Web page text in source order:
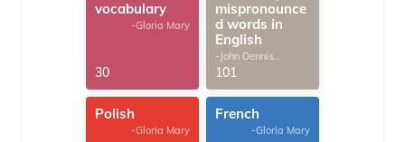
vocabulary
-Gloria Mary
30
mispronounce
d words in
English
-John Dennis
G.Thomas
101
Polish
-Gloria Mary
French
-Gloria Mary